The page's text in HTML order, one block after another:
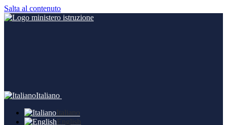
Salta al contenuto
Italiano
Italiano
English